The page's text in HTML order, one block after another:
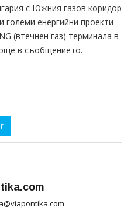
с Южния газов коридор
големи енергийни проекти
(втечнен газ) терминала в
в съобщението.